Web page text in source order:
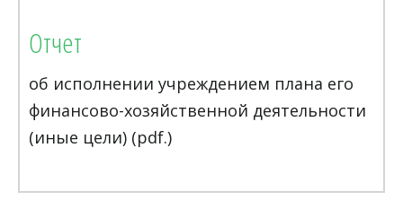
Отчет
об исполнении учреждением плана его
финансово-хозяйственной деятельности
(иные цели) (pdf.)